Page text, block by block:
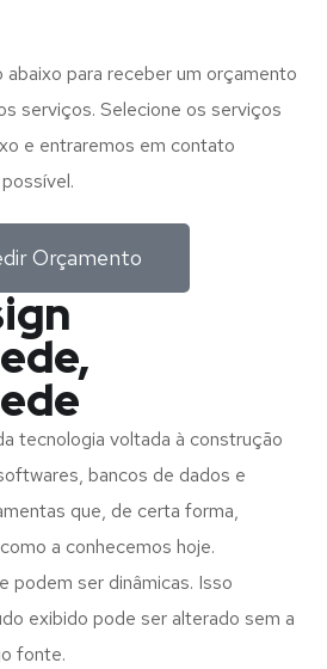
abaixo para receber um orçamento
serviços. Selecione os serviços
e entraremos em contato
Orçamento
tecnologia voltada à construção
bancos de dados e
que, de certa forma,
a conhecemos hoje.
podem ser dinâmicas. Isso
exibido pode ser alterado sem a
fonte.